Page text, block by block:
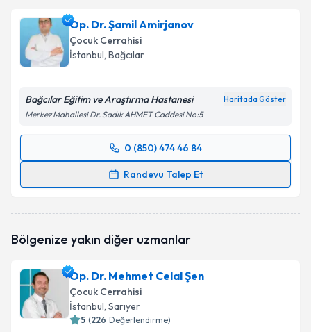
almanız için bir takvim hazırlandığında e-posta ile
bilgilendireceğiz.
E-posta Adresiniz
Kişisel verilerimin işlenmesine ilişkinAydınlatma
'ni okudum ve kişisel verilerimin belirtilen
kapsamda işlenmesini kabul ediyorum.
Op. Dr. Şamil Amirjanov
Çocuk Cerrahisi
İstanbul, Bağcılar
Bağcılar Eğitim ve Araştırma Hastanesi Haritada Göster
Merkez Mahallesi Dr. Sadık AHMET Caddesi No:5
0 (850) 474 46 84
Randevu Talep Et
Randevu Takvimi Talebi
oluşturun. Size bu uzmandan randevu almanız için bir
Kişisel verilerimin işlenmesine ilişkin
Bölgenize yakın diğer uzmanlar
Op. Dr. Mehmet Celal Şen
Çocuk Cerrahisi
İstanbul, Sarıyer
5 (226 Değerlendirme)